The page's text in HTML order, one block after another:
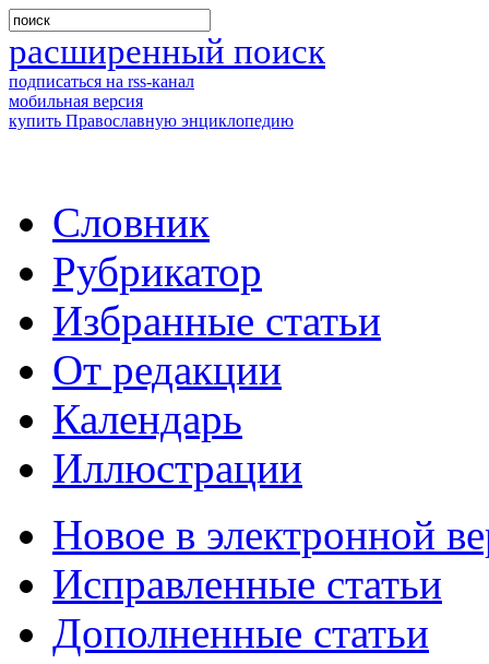
расширенный поиск
подписаться на rss-канал
мобильная версия
купить Православную энциклопедию
Словник
Рубрикатор
Избранные статьи
От редакции
Календарь
Иллюстрации
Новое в электронной
Исправленные статьи
Дополненные статьи